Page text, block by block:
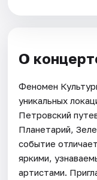
О
Феномен
уникальных
Петровский
Планетарий,
событие
яркими,
артистами.